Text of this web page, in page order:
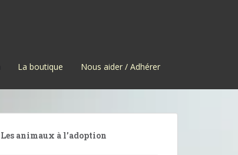
La boutique Nous aider / Adhérer
Les animaux à l’adoption